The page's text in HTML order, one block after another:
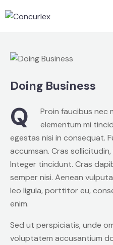
Doing Business
Q
Proin faucibus nec
elementum mi
egestas nisi in consequat.
accumsan. Cras
Integer tincidunt. Cras
semper nisi. Aenean
leo ligula, porttitor eu,
enim.
Sed ut perspiciatis, unde
voluptatem accusantium